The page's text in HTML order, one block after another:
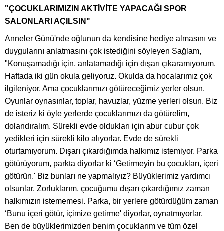
"ÇOCUKLARIMIZIN AKTİVİTE YAPACAĞI SPOR
SALONLARI AÇILSIN"
Anneler Günü'nde oğlunun da kendisine hediye almasını ve
duygularını anlatmasını çok istediğini söyleyen Sağlam,
"Konuşamadığı için, anlatamadığı için dışarı çıkaramıyorum.
Haftada iki gün okula geliyoruz. Okulda da hocalarımız çok
ilgileniyor. Ama çocuklarımızı götüreceğimiz yerler olsun.
Oyunlar oynasınlar, toplar, havuzlar, yüzme yerleri olsun. Biz
de isteriz ki öyle yerlerde çocuklarımızı da götürelim,
dolandıralım. Sürekli evde oldukları için abur cubur çok
yedikleri için sürekli kilo alıyorlar. Evde de sürekli
oturtamıyorum. Dışarı çıkardığımda halkımız istemiyor. Parka
götürüyorum, parkta diyorlar ki ‘Getirmeyin bu çocukları, içeri
götürün.' Biz bunları ne yapmalıyız? Büyüklerimiz yardımcı
olsunlar. Zorluklarım, çocuğumu dışarı çıkardığımız zaman
halkımızın istememesi. Parka, bir yerlere götürdüğüm zaman
‘Bunu içeri götür, içimize getirme' diyorlar, oynatmıyorlar.
Ben de büyüklerimizden benim çocuklarım ve tüm özel